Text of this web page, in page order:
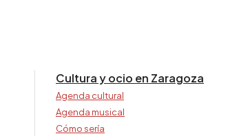
Cultura y ocio en Zaragoza
Agenda cultural
Agenda musical
Cómo sería